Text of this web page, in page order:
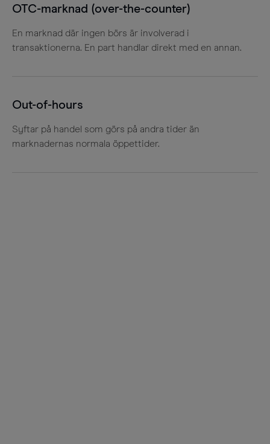
OTC-marknad (over-the-counter)
En marknad där ingen börs är involverad i
transaktionerna. En part handlar direkt med en annan.
Out-of-hours
Syftar på handel som görs på andra tider än
marknadernas normala öppettider.